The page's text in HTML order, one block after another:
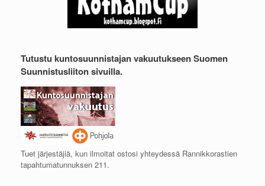
Tutustu kuntosuunnistajan vakuutukseen Suomen
Suunnistusliiton sivuilla.
Tuet järjestäjiä, kun ilmoitat ostosi yhteydessä Rannikkorastien
tapahtumatunnuksen 211.